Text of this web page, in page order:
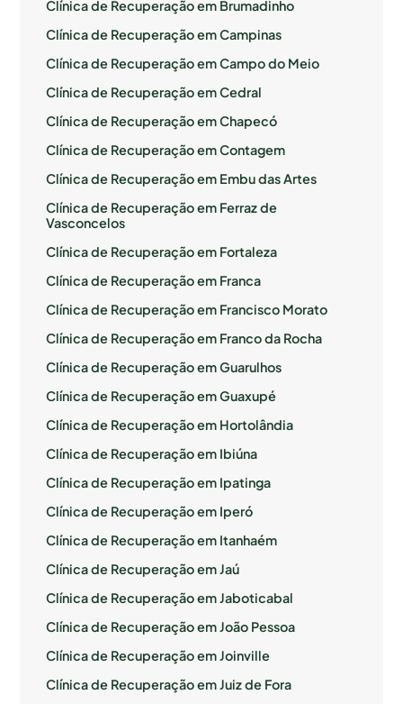
Clínica de Recuperação em Brumadinho
Clínica de Recuperação em Campinas
Clínica de Recuperação em Campo do Meio
Clínica de Recuperação em Cedral
Clínica de Recuperação em Chapecó
Clínica de Recuperação em Contagem
Clínica de Recuperação em Embu das Artes
Clínica de Recuperação em Ferraz de
Vasconcelos
Clínica de Recuperação em Fortaleza
Clínica de Recuperação em Franca
Clínica de Recuperação em Francisco Morato
Clínica de Recuperação em Franco da Rocha
Clínica de Recuperação em Guarulhos
Clínica de Recuperação em Guaxupé
Clínica de Recuperação em Hortolândia
Clínica de Recuperação em Ibiúna
Clínica de Recuperação em Ipatinga
Clínica de Recuperação em Iperó
Clínica de Recuperação em Itanhaém
Clínica de Recuperação em Jaú
Clínica de Recuperação em Jaboticabal
Clínica de Recuperação em João Pessoa
Clínica de Recuperação em Joinville
Clínica de Recuperação em Juiz de Fora